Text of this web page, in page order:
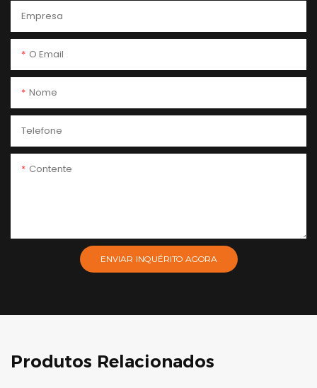
Empresa
O Email
Nome
Telefone
Contente
ENVIAR INQUÉRITO AGORA
Produtos Relacionados